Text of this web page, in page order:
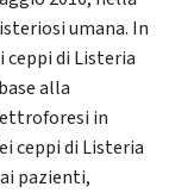
umana. In
di Listeria
alla
in
ceppi di Listeria
pazienti,